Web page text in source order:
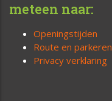
meteen naar:
Openingstijden
Route en parkeren
Privacy verklaring